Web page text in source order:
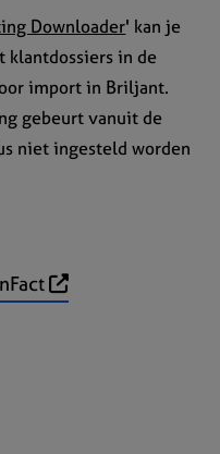
Downloader' kan je
klantdossiers in de
import in Briljant.
gebeurt vanuit de
niet ingesteld worden